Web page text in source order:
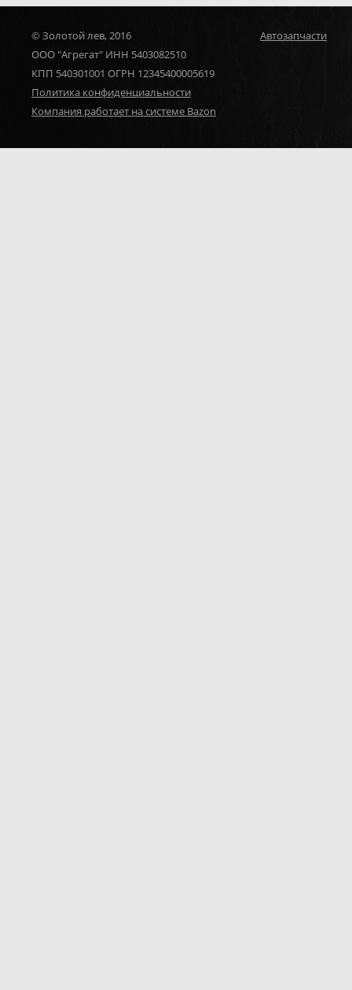
© Золотой лев, 2016
ООО "Агрегат" ИНН 5403082510
КПП 540301001 ОГРН 12345400005619
Политика конфиденциальности
Компания работает на системе Bazon
Автозапчасти